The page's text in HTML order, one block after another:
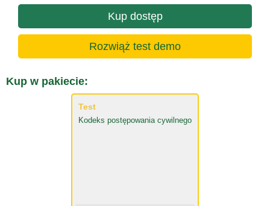
Kup dostęp
Rozwiąż test demo
Kup w pakiecie:
Test
Kodeks postępowania cywilnego